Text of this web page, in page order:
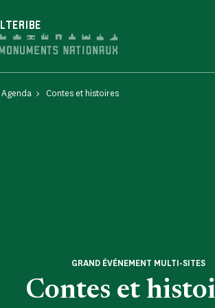
Agenda Contes et histoires
Contes et
GRAND ÉVÉNEMENT MULTI-SITES